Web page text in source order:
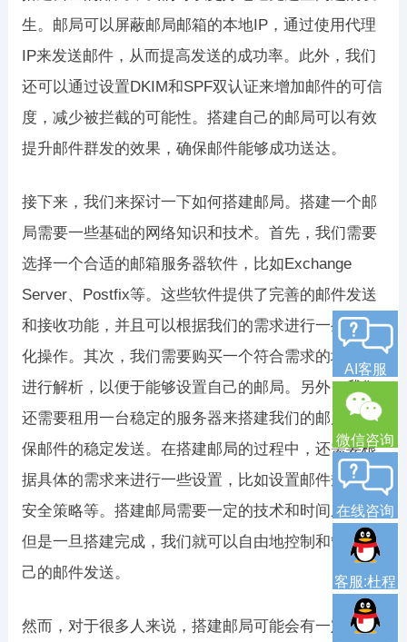
生。邮局可以屏蔽邮局邮箱的本地IP，通过使用代理
IP来发送邮件，从而提高发送的成功率。此外，我们
还可以通过设置DKIM和SPF双认证来增加邮件的可信
度，减少被拦截的可能性。搭建自己的邮局可以有效
提升邮件群发的效果，确保邮件能够成功送达。
接下来，我们来探讨一下如何搭建邮局。搭建一个邮
局需要一些基础的网络知识和技术。首先，我们需要
选择一个合适的邮箱服务器软件，比如Exchange
Server、Postfix等。这些软件提供了完善的邮件发送
和接收功能，并且可以根据我们的需求进行一些定制
化操作。其次，我们需要购买一个符合需求的域名并
进行解析，以便于能够设置自己的邮局。另外，我们
还需要租用一台稳定的服务器来搭建我们的邮局，确
保邮件的稳定发送。在搭建邮局的过程中，还需要根
据具体的需求来进行一些设置，比如设置邮件规则、
安全策略等。搭建邮局需要一定的技术和时间成本，
但是一旦搭建完成，我们就可以自由地控制和管理自
己的邮件发送。
然而，对于很多人来说，搭建邮局可能会有一定的难
AI客服
微信咨询
在线咨询
客服:杜程